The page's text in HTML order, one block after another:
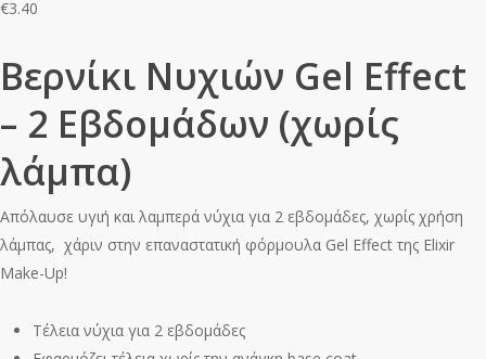
€3.40
Βερνίκι Νυχιών Gel Effect
– 2 Εβδομάδων (χωρίς
λάμπα)
Απόλαυσε υγιή και λαμπερά νύχια για 2 εβδομάδες, χωρίς χρήση
λάμπας, χάριν στην επαναστατική φόρμουλα Gel Effect της Elixir
Make-Up!
Τέλεια νύχια για 2 εβδομάδες